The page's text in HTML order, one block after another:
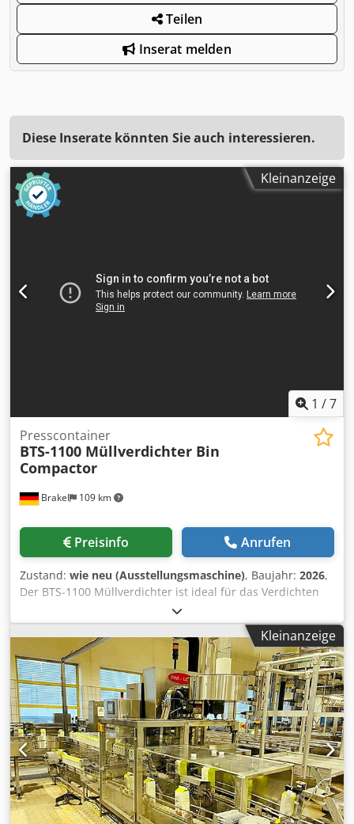
Teilen
Inserat melden
Diese Inserate könnten Sie auch interessieren.
Kleinanzeige
1 /7
Brakel 109 km
Presscontainer
BTS-1100 Müllverdichter Bin
Compactor
Preisinfo Anrufen
Zustand: wie neu (Ausstellungsmaschine), Baujahr: 2026,
Der BTS-1100 Müllverdichter ist ideal für das Verdichten
Ihrer 1100 Ltr. Müll- und Wertstoff-Behälter. Mit ihm wird
voluminöser Abfall und Wertstoff einfach und sicher auf
ein Minimum seiner Größe verdichtet. Dcsdpon Argijfx
Apyok Durch das Verdichten dieser Abfall-/Wertstoffe
erhalten Sie eine Volumenreduktion von bis zu 75%,
sparen deutlich bei Ihren Entsorgungskosten und schaffen
zusätzlich dazu noch ein sicheres und sauberes
Arbeitsumfeld. Presskraft: 3,5 Tonnen Verdichtung: bis zu
75 % (materialabhängig) Maschinenmaße: 2120 H x 1160 B
x 1150 T mm Maschinengewicht: 270 kg Transporthöhe:
1594 mm Presszeit: 20 Sekunden Motor: 1,5 kW 13 Amp
Stromversorgung: 220 - 240 V (1 Phase) Lärmentwicklung:
68 dB Nutzerfreundliche und sichere Zwei-Hand Hebel-
Kleinanzeige